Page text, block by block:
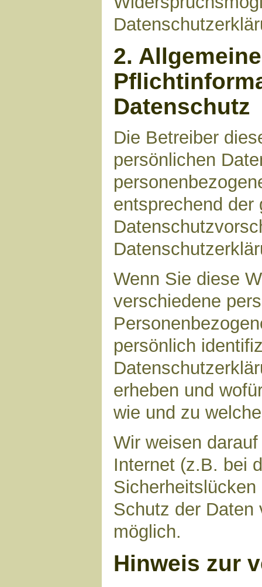
2.
Datenschutz
Die Betreiber
persönlichen
entsprechend der
Wenn Sie diese
verschiedene
persönlich
erheben und
wie und zu
Wir weisen
Internet (z.B. bei
Schutz der Daten
möglich.
Hinweis zur